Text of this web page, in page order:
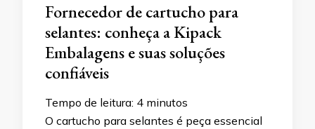
Fornecedor de cartucho para
selantes: conheça a Kipack
Embalagens e suas soluções
confiáveis
Tempo de leitura: 4 minutos
O cartucho para selantes é peça essencial